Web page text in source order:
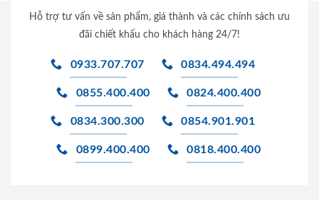
Hỗ trợ tư vấn về sản phẩm, giá thành và các chính sách ưu
đãi chiết khấu cho khách hàng 24/7!
0933.707.707 0834.494.494
0855.400.400 0824.400.400
0834.300.300 0854.901.901
0899.400.400 0818.400.400